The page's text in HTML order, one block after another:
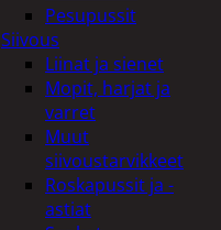
Pesupussit
Siivous
Liinat ja sienet
Mopit, harjat ja
varret
Muut
siivoustarvikkeet
Roskapussit ja -
astiat